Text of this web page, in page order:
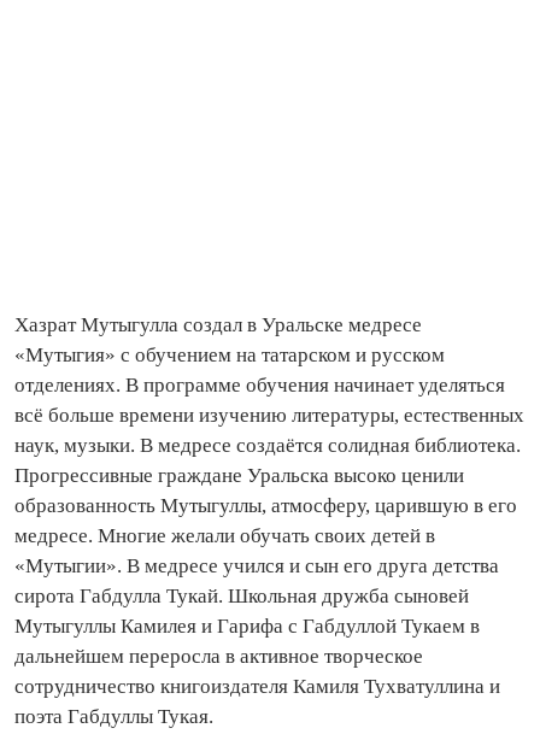
Хазрат Мутыгулла создал в Уральске медресе
«Мутыгия» с обучением на татарском и русском
отделениях. В программе обучения начинает уделяться
всё больше времени изучению литературы, естественных
наук, музыки. В медресе создаётся солидная библиотека.
Прогрессивные граждане Уральска высоко ценили
образованность Мутыгуллы, атмосферу, царившую в его
медресе. Многие желали обучать своих детей в
«Мутыгии». В медресе учился и сын его друга детства
сирота Габдулла Тукай. Школьная дружба сыновей
Мутыгуллы Камилея и Гарифа с Габдуллой Тукаем в
дальнейшем переросла в активное творческое
сотрудничество книгоиздателя Камиля Тухватуллина и
поэта Габдуллы Тукая.